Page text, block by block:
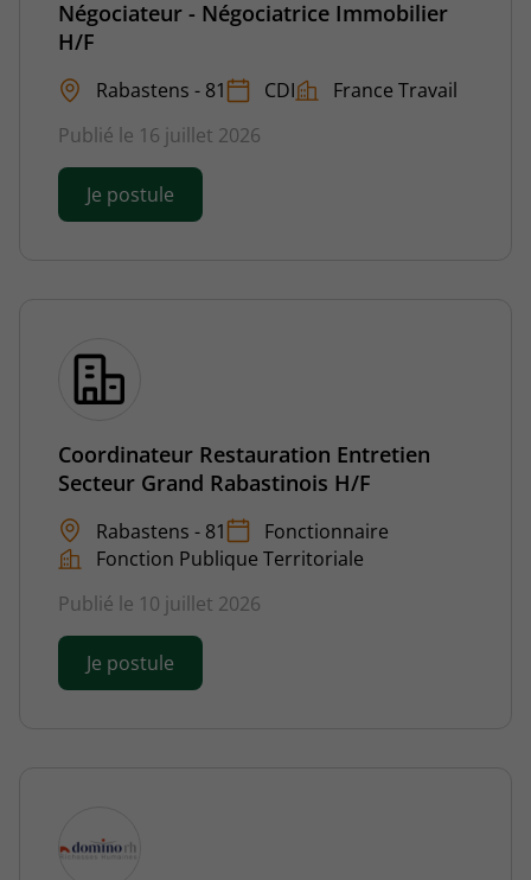
Négociateur - Négociatrice Immobilier
H/F
Rabastens - 81 CDI
France Travail
Publié le 16 juillet 2026
Je postule
Coordinateur Restauration Entretien
Secteur Grand Rabastinois H/F
Rabastens - 81
Fonctionnaire
Fonction Publique Territoriale
Publié le 10 juillet 2026
Je postule